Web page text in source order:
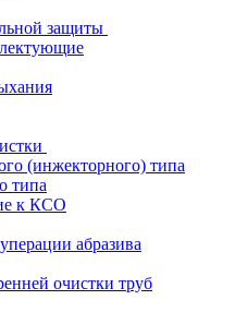
защиты
(инжекторного) типа
типа
к КСО
абразива
очистки труб